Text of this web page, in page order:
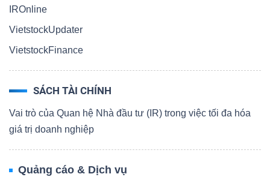
IROnline
VietstockUpdater
VietstockFinance
SÁCH TÀI CHÍNH
Vai trò của Quan hệ Nhà đầu tư (IR) trong việc tối đa hóa
giá trị doanh nghiệp
Quảng cáo & Dịch vụ